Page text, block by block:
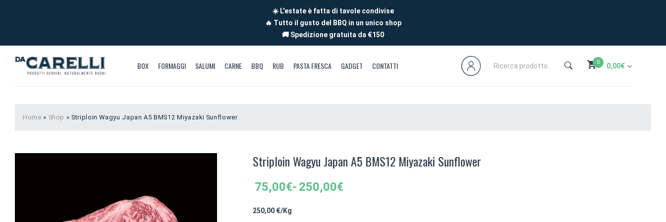
☀️ L'estate è fatta di tavole condivise
🔥 Tutto il gusto del BBQ in un unico shop
🚚 Spedizione gratuita da €150
BOX FORMAGGI SALUMI CARNE BBQ RUB PASTA FRESCA GADGET CONTATTI 0 0,00€
Home » Shop »Striploin Wagyu Japan A5 BMS12 Miyazaki Sunflower
Striploin Wagyu Japan A5 BMS12 Miyazaki Sunflower
75,00€- 250,00€
Fascia
prezzo:
250,00 €/Kg